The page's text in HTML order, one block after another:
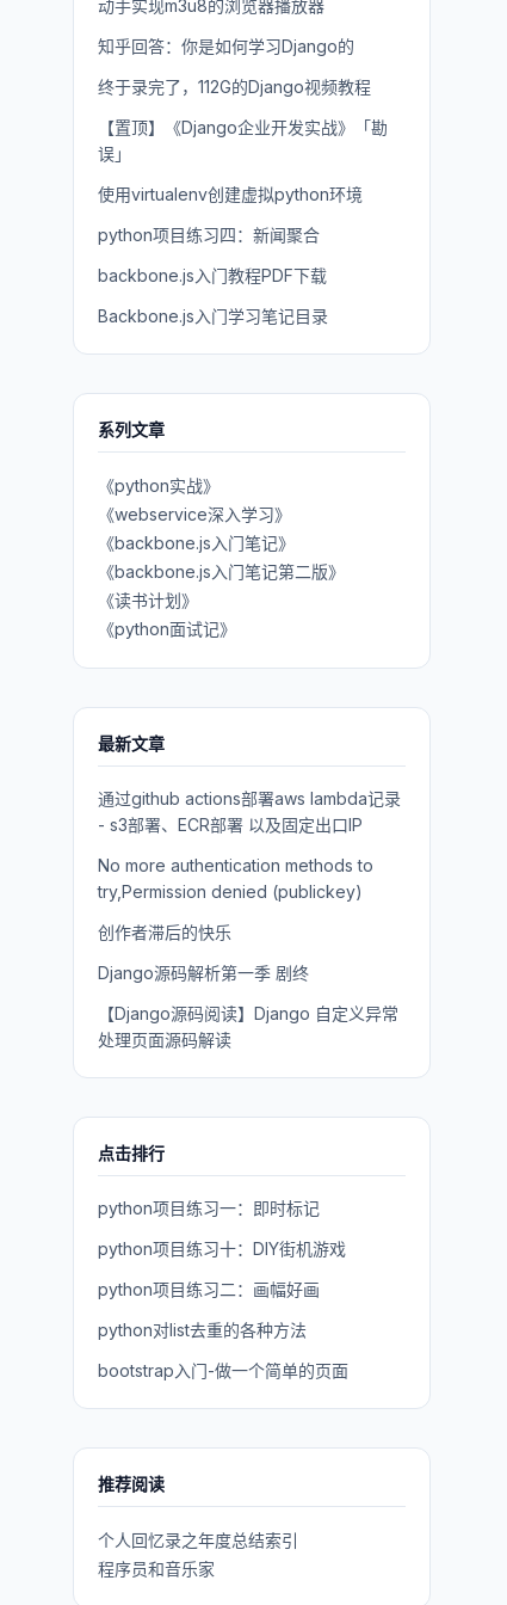
动手实现m3u8的浏览器播放器
知乎回答：你是如何学习Django的
终于录完了，112G的Django视频教程
【置顶】《Django企业开发实战》「勘
误」
使用virtualenv创建虚拟python环境
python项目练习四：新闻聚合
backbone.js入门教程PDF下载
Backbone.js入门学习笔记目录
系列文章
《python实战》
《webservice深入学习》
《backbone.js入门笔记》
《backbone.js入门笔记第二版》
《读书计划》
《python面试记》
最新文章
通过github actions部署aws lambda记录
- s3部署、ECR部署 以及固定出口IP
No more authentication methods to
try,Permission denied (publickey)
创作者滞后的快乐
Django源码解析第一季 剧终
【Django源码阅读】Django 自定义异常
处理页面源码解读
点击排行
python项目练习一：即时标记
python项目练习十：DIY街机游戏
python项目练习二：画幅好画
python对list去重的各种方法
bootstrap入门-做一个简单的页面
推荐阅读
个人回忆录之年度总结索引
程序员和音乐家